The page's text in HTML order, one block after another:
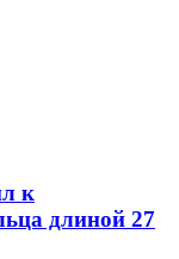
к
длиной 27